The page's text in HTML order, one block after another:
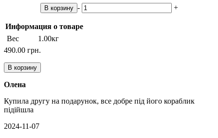
В корзину - +
Информация о товаре
Вес
1.00кг
490.00 грн.
В корзину
Олена
Купила другу на подарунок, все добре під його кораблик
підійшла
2024-11-07